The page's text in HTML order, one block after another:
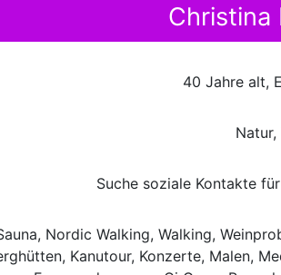
Christina
40 Jahre alt,
Suche soziale Kontakte
Nordic Walking, Walking,
Kanutour, Konzerte, Malen,